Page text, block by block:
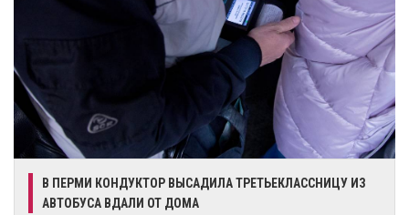
В ПЕРМИ КОНДУКТОР ВЫСАДИЛА ТРЕТЬЕКЛАССНИЦУ ИЗ
АВТОБУСА ВДАЛИ ОТ ДОМА